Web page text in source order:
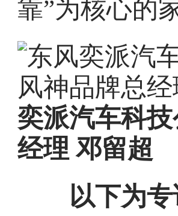
靠”为核心的
奕派汽车科
经理 邓留超
以下为